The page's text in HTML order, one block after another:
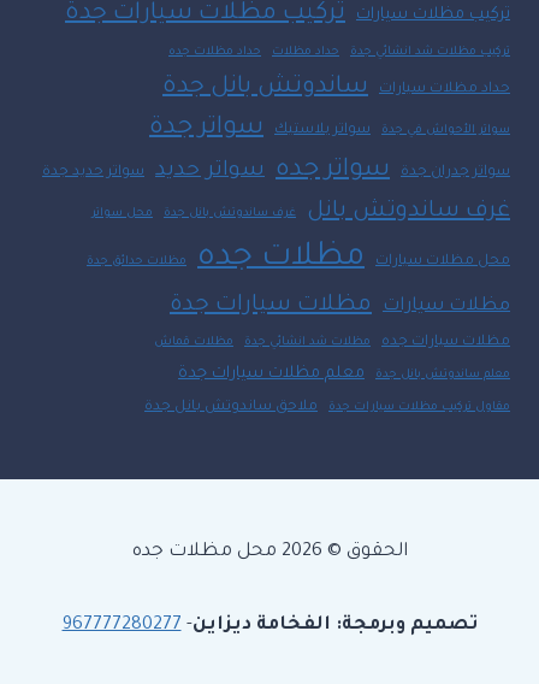
تركيب مظلات سيارات تركيب مظلات سيارات جدة
تركيب مظلات شد انشائي جدة حداد مظلات حداد مظلات جده
حداد مظلات سيارات ساندوتش بانل جدة
سواتر الأحواش في جدة سواتر بلاستيك سواتر جدة
سواتر جدران جدة سواتر جده سواتر حديد سواتر حديد جدة
غرف ساندوتش بانل غرف ساندوتش بانل جدة محل سواتر
محل مظلات سيارات مظلات جده مظلات حدائق جدة
مظلات سيارات مظلات سيارات جدة
مظلات سيارات جده مظلات شد انشائي جدة مظلات قماش
معلم ساندوتش بانل جدة معلم مظلات سيارات جدة
مقاول تركيب مظلات سيارات جدة ملاحق ساندوتش بانل جدة
الحقوق © 2026 محل مظلات جده
تصميم وبرمجة: الفخامة ديزاين-
967777280277